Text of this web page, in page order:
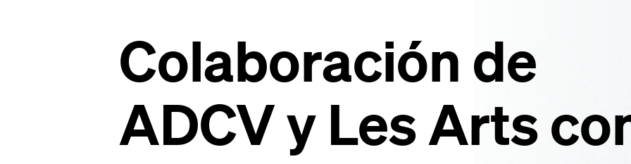
Colaboración de
ADCV y Les Arts